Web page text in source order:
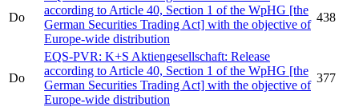
Do
according to Article 40, Section 1 of the WpHG [the
German Securities Trading Act] with the objective of
Europe-wide distribution
438
Do
EQS-PVR: K+S Aktiengesellschaft: Release
according to Article 40, Section 1 of the WpHG [the
German Securities Trading Act] with the objective of
Europe-wide distribution
377